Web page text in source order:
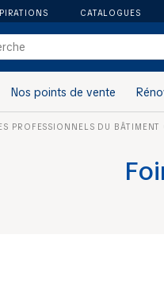
CATALOGUES
Nos points de vente
PROFESSIONNELS DU